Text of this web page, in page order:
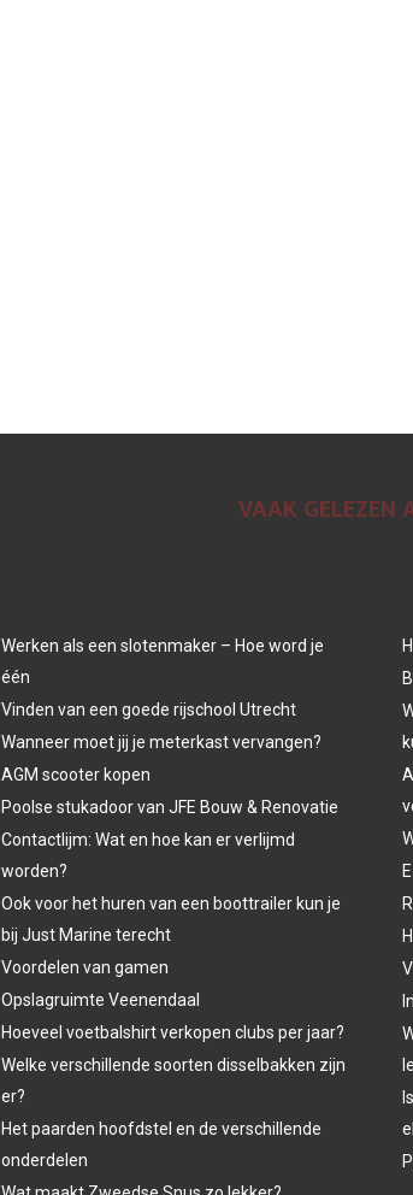
VAAK GELEZEN
Werken als een slotenmaker – Hoe word je
één
Vinden van een goede rijschool Utrecht
Wanneer moet jij je meterkast vervangen?
AGM scooter kopen
Poolse stukadoor van JFE Bouw & Renovatie
Contactlijm: Wat en hoe kan er verlijmd
worden?
Ook voor het huren van een boottrailer kun je
bij Just Marine terecht
Voordelen van gamen
Opslagruimte Veenendaal
Hoeveel voetbalshirt verkopen clubs per jaar?
Welke verschillende soorten disselbakken zijn
er?
Het paarden hoofdstel en de verschillende
onderdelen